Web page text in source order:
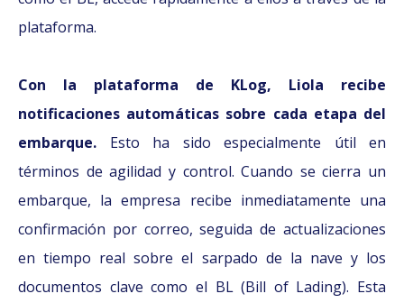
plataforma.
Con la plataforma de KLog, Liola recibe
notificaciones automáticas sobre cada etapa del
embarque. Esto ha sido especialmente útil en
términos de agilidad y control. Cuando se cierra un
embarque, la empresa recibe inmediatamente una
confirmación por correo, seguida de actualizaciones
en tiempo real sobre el sarpado de la nave y los
documentos clave como el BL (Bill of Lading). Esta